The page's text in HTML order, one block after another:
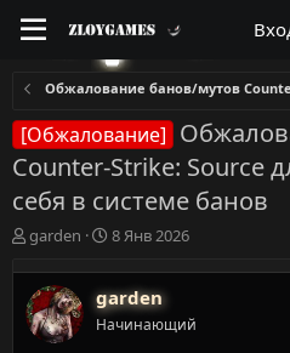
Обжалование банов/мутов
[Обжалование]
Counter-Strike: Source
себя в системе банов
А
т
о
р
garden
Д
т
а
н
8 Янв 2026
garden
Начинающий